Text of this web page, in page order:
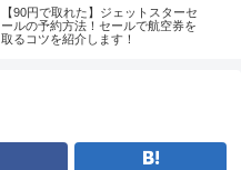
【90円で取れた】ジェットスターセ
ールの予約方法！セールで航空券を
取るコツを紹介します！